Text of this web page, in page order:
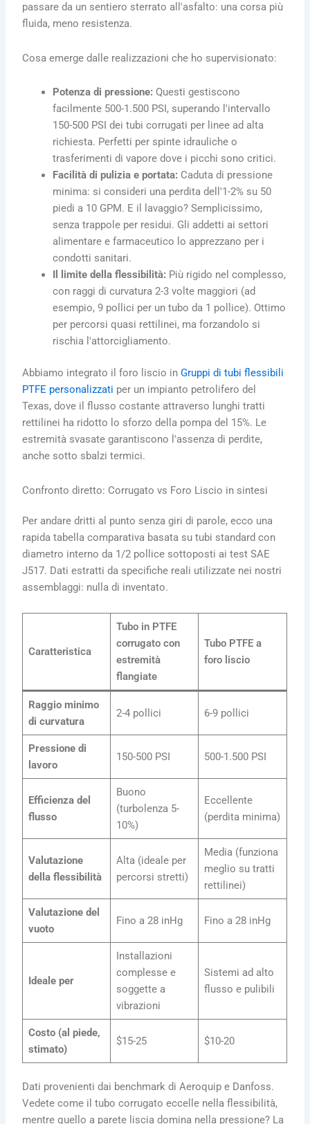
passare da un sentiero sterrato all'asfalto: una corsa più
fluida, meno resistenza.
Cosa emerge dalle realizzazioni che ho supervisionato:
Potenza di pressione: Questi gestiscono
facilmente 500-1.500 PSI, superando l'intervallo
150-500 PSI dei tubi corrugati per linee ad alta
richiesta. Perfetti per spinte idrauliche o
trasferimenti di vapore dove i picchi sono critici.
Facilità di pulizia e portata: Caduta di pressione
minima: si consideri una perdita dell'1-2% su 50
piedi a 10 GPM. E il lavaggio? Semplicissimo,
senza trappole per residui. Gli addetti ai settori
alimentare e farmaceutico lo apprezzano per i
condotti sanitari.
Il limite della flessibilità: Più rigido nel complesso,
con raggi di curvatura 2-3 volte maggiori (ad
esempio, 9 pollici per un tubo da 1 pollice). Ottimo
per percorsi quasi rettilinei, ma forzandolo si
rischia l'attorcigliamento.
Abbiamo integrato il foro liscio inGruppi di tubi flessibili
PTFE personalizzati per un impianto petrolifero del
Texas, dove il flusso costante attraverso lunghi tratti
rettilinei ha ridotto lo sforzo della pompa del 15%. Le
estremità svasate garantiscono l'assenza di perdite,
anche sotto sbalzi termici.
Confronto diretto: Corrugato vs Foro Liscio in sintesi
Per andare dritti al punto senza giri di parole, ecco una
rapida tabella comparativa basata su tubi standard con
diametro interno da 1/2 pollice sottoposti ai test SAE
J517. Dati estratti da specifiche reali utilizzate nei nostri
assemblaggi: nulla di inventato.
Caratteristica
Tubo in PTFE
corrugato con
estremità
flangiate
Tubo PTFE a
foro liscio
Raggio minimo
di curvatura
2-4 pollici 6-9 pollici
Pressione di
lavoro
150-500 PSI 500-1.500 PSI
Efficienza del
flusso
Buono
(turbolenza 5-
10%)
Eccellente
(perdita minima)
Valutazione
della flessibilità
Alta (ideale per
percorsi stretti)
Media (funziona
meglio su tratti
rettilinei)
Valutazione del
vuoto
Fino a 28 inHg Fino a 28 inHg
Ideale per
Installazioni
complesse e
soggette a
vibrazioni
Sistemi ad alto
flusso e pulibili
Costo (al piede,
stimato)
$15-25 $10-20
Dati provenienti dai benchmark di Aeroquip e Danfoss.
Vedete come il tubo corrugato eccelle nella flessibilità,
mentre quello a parete liscia domina nella pressione? La